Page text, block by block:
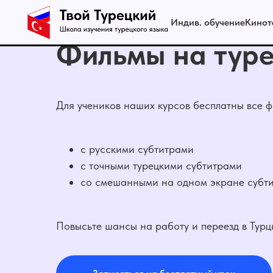
Индив. обучение
Фильмы на
Для учеников наших курсов бесплатны все
с русскими субтитрами
с точными турецкими субтитрами
со смешанными на одном экране
Повысьте шансы на работу и переезд в